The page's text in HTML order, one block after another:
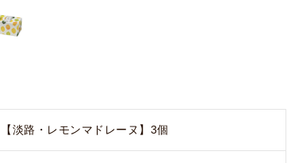
【淡路・レモンマドレーヌ】3個